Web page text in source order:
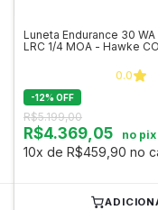
Luneta Endurance 30
LRC 1/4 MOA - Hawke
0.0
-12% OFF
R$5.199,00
R$4.369,05 no pix
10x de R$459,90 no